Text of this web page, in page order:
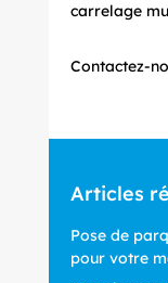
carrelage
Contactez-
Articles
Pose de
pour votre